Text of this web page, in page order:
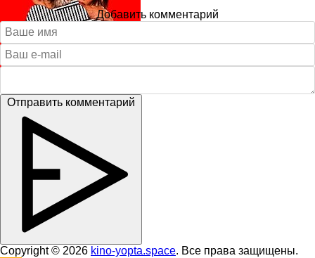
Добавить комментарий
Отправить комментарий
Copyright © 2026 kino-yopta.space. Все права защищены.